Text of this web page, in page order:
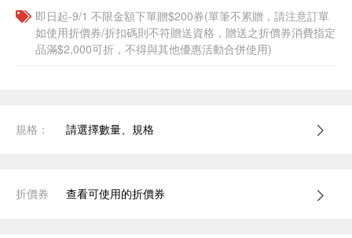
即日起-9/1 不限金額下單贈$200券(單筆不累贈，請注意訂單
如使用折價券/折扣碼則不符贈送資格，贈送之折價券消費指定
品滿$2,000可折，不得與其他優惠活動合併使用)
規格： 請選擇數量、規格
折價券 查看可使用的折價券